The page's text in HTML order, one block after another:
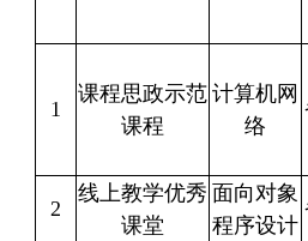
1
课程思政示范
课程
计算机网
络
2
线上教学优秀
课堂
面向对象
程序设计